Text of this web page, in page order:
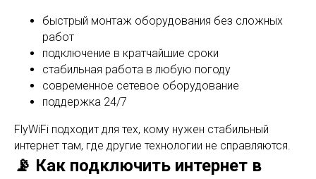
быстрый монтаж оборудования без сложных
работ
подключение в кратчайшие сроки
стабильная работа в любую погоду
современное сетевое оборудование
поддержка 24/7
FlyWiFi подходит для тех, кому нужен стабильный
интернет там, где другие технологии не справляются.
📡 Как подключить интернет в